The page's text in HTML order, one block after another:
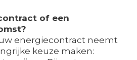
of een
energiecontract neemt
keuze maken: